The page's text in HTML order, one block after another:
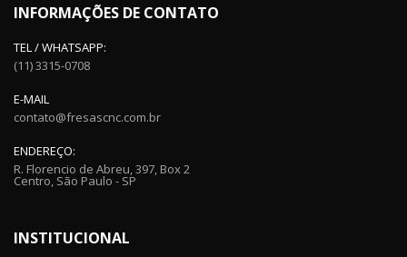
INFORMAÇÕES DE CONTATO
TEL / WHATSAPP:
(11) 3315-0708
E-MAIL
contato@fresascnc.com.br
ENDEREÇO:
R. Florencio de Abreu, 397, Box 2
Centro, São Paulo - SP
INSTITUCIONAL